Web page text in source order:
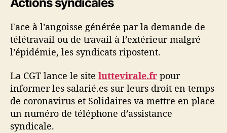
Face à l’angoisse générée par la demande de
télétravail ou de travail à l’extérieur malgré
l’épidémie, les syndicats ripostent.
La CGT lance le site luttevirale.fr pour
informer les salarié.es sur leurs droit en temps
de coronavirus et Solidaires va mettre en place
un numéro de téléphone d’assistance
syndicale.